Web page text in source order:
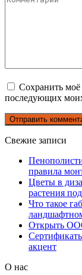
Сохранить моё
последующих
Свежие записи
правила
Цветы в
растения
Что такое
Открыть
акцент
О нас